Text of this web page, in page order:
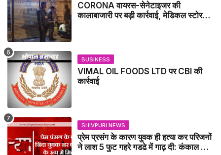
CORONA वायरस-सेनेटाइजर की
कालाबाजारी पर बड़ी कार्रवाई, मेडिकल स्टोर
BUSINESS
VIMAL OIL FOODS LTD पर CBI की
कार्रवाई
SHIVPURI NEWS
प्रेम प्रसंग के कारण युवक ही हत्या कर परिजनों
ने लाश 5 फुट गहरे गडढे में गाढ़ दी: कंकाल के